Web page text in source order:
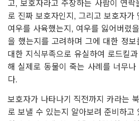
고, 보호자라고 주장하는 사람이 연
로 진짜 보호자인지, 그리고 보호자가
여우를 사육했는지, 여우를 잃어버렸
을 했는지를 고려하며 그에 대한 정
대한 지식부족으로 유실하여 로드킬
해 실제로 동물이 죽는 사례를 너무
다.
보호자가 나타나기 직전까지 카라는
로 보낼 수 있는지 알아보려 준비하고